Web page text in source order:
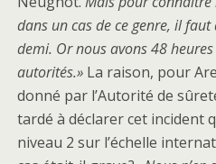
dans un cas de ce genre, il
demi. Or nous avons 48
autorités.» La raison, pour
donné par l’Autorité de
tardé à déclarer cet incident
niveau 2 sur l’échelle